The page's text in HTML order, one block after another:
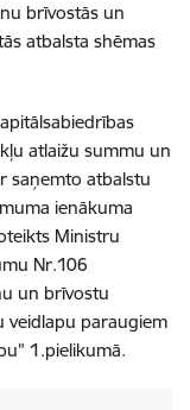
brīvostās un
atbalsta shēmas
atlaižu summu un
saņemto atbalstu
ienākuma
Ministru
Nr.106
un brīvostu
veidlapu paraugiem
1.pielikumā.